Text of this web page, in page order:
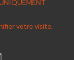
votre visite.